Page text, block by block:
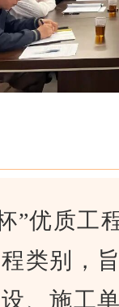
”优质工
类别，
、施工